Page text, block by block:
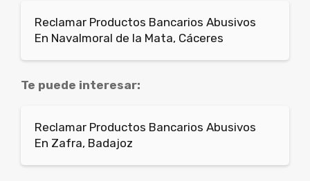
Reclamar Productos Bancarios Abusivos
En Navalmoral de la Mata, Cáceres
Te puede interesar:
Reclamar Productos Bancarios Abusivos
En Zafra, Badajoz